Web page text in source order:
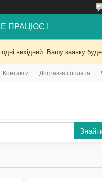
НЕ ПРАЦЮЄ !
вихідний. Вашу заявку
Контакти Доставка і оплата